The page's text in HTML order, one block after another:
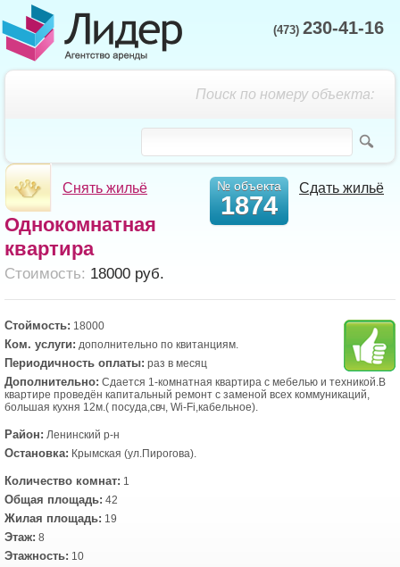
(473) 230-41-16
Поиск по номеру объекта:
Снять жильё Сдать жильё
№ объекта
1874
Однокомнатная
квартира
Cтоимость: 18000 руб.
Стоймость: 18000
Ком. услуги: дополнительно по квитанциям.
Периодичность оплаты: раз в месяц
Дополнительно: Сдается 1-комнатная квартира c мебелью и техникой.В
квартире проведён капитальный ремонт с заменой всех коммуникаций,
большая кухня 12м.( посуда,свч, Wi-Fi,кабельное).
Район: Ленинский р-н
Остановка: Крымская (ул.Пирогова).
Количество комнат: 1
Общая площадь: 42
Жилая площадь: 19
Этаж: 8
Этажность: 10